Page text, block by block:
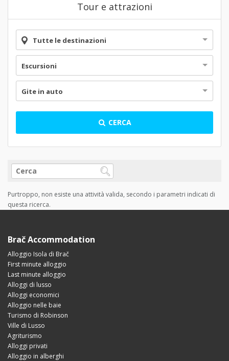
Tour e attrazioni
Tutte le destinazioni
Escursioni
Gite in auto
CERCA
Purtroppo, non esiste una attività valida, secondo i parametri indicati di
questa ricerca.
Brač Accommodation
Alloggio Isola di Brač
First minute alloggio
Last minute alloggio
Alloggi di lusso
Alloggi economici
Alloggio nelle baie
Turismo di Robinson
Ville di Lusso
Agriturismo
Alloggi privati
Alloggio in alberghi